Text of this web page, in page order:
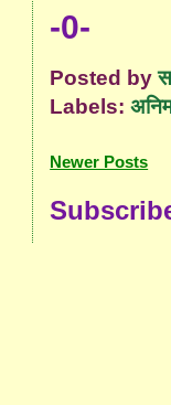
-0-
Posted by
Labels:
Newer Posts